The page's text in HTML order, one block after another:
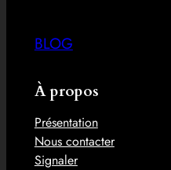
BLOG
À propos
Présentation
Nous contacter
Signaler